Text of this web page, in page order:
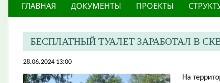
ГЛАВНАЯ ДОКУМЕНТЫ ПРОЕКТЫ
​БЕСПЛАТНЫЙ ТУАЛЕТ ЗАРАБОТАЛ В
28.06.2024 13:00
На